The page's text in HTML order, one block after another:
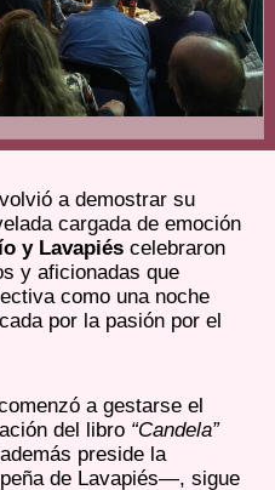
a demostrar su
cargada de emoción
y Lavapiés celebraron
y aficionadas que
como una noche
por la pasión por el
a gestarse el
del libro “Candela”
preside la
de Lavapiés—, sigue